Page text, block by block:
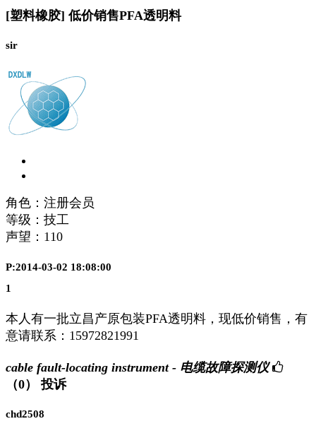
[塑料橡胶] 低价销售PFA透明料
sir
角色：注册会员
等级：技工
声望： 110
P:2014-03-02 18:08:00
1
本人有一批立昌产原包装PFA透明料，现低价销售，有
意请联系：15972821991
cable fault-locating instrument - 电缆故障探测仪
（0）
投诉
chd2508